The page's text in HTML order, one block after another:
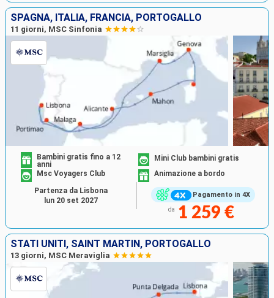
SPAGNA, ITALIA, FRANCIA, PORTOGALLO
11 giorni, MSC Sinfonia
Pagamento in 4X
Bambini gratis fino a 12
anni
Mini Club bambini gratis
Msc Voyagers Club
Animazione a bordo
da 1 259 €
Partenza da Lisbona
lun 20 set 2027
STATI UNITI, SAINT MARTIN, PORTOGALLO
13 giorni, MSC Meraviglia